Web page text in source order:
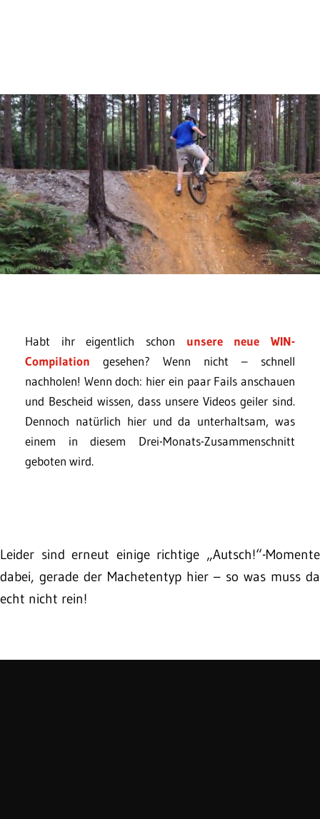
Habt ihr eigentlich schon unsere neue WIN-
Compilation gesehen? Wenn nicht – schnell
nachholen! Wenn doch: hier ein paar Fails anschauen
und Bescheid wissen, dass unsere Videos geiler sind.
Dennoch natürlich hier und da unterhaltsam, was
einem in diesem Drei-Monats-Zusammenschnitt
geboten wird.
Leider sind erneut einige richtige „Autsch!“-Momente
dabei, gerade der Machetentyp hier – so was muss da
echt nicht rein!